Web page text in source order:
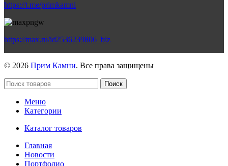
https://t.me/primkamni
https://max.ru/id2536239806_biz
© 2026 Прим Камни. Все права защищены
Поиск
Меню
Категории
Каталог товаров
Главная
Новости
Портфолио